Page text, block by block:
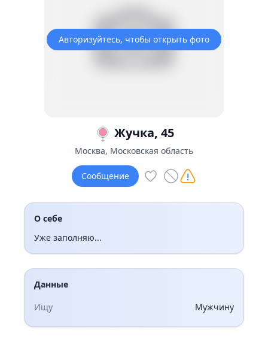
Авторизуйтесь, чтобы открыть фото
Жучка, 45
Москва, Московская область
Сообщение
О себе
Уже заполняю...
Данные
Ищу
Мужчину